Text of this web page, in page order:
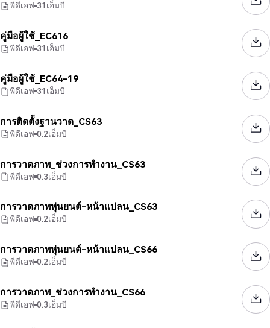
พีดีเอฟ 31เอ็มบี
คู่มือผู้ใช้_EC616
พีดีเอฟ 31เอ็มบี
คู่มือผู้ใช้_EC64-19
พีดีเอฟ 31เอ็มบี
การติดตั้งฐานวาด_CS63
พีดีเอฟ 0.2เอ็มบี
การวาดภาพ_ช่วงการทำงาน_CS63
พีดีเอฟ 0.3เอ็มบี
การวาดภาพหุ่นยนต์-หน้าแปลน_CS63
พีดีเอฟ 0.2เอ็มบี
การวาดภาพหุ่นยนต์-หน้าแปลน_CS66
พีดีเอฟ 0.2เอ็มบี
การวาดภาพ_ช่วงการทำงาน_CS66
พีดีเอฟ 0.3เอ็มบี